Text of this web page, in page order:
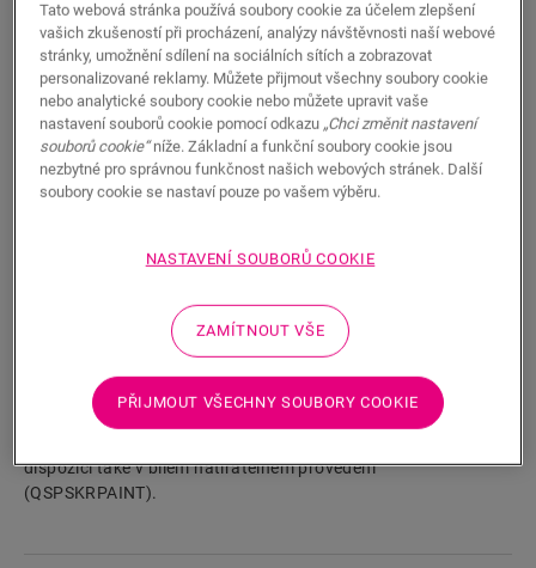
HLEDAT
Jedná se o vysokou, rovnou soklovou lištu, která dokonale ladí
uložení kabelů. Soklové lišty se snadno instalují s použitím
našeho lepidla One4All Glue nebo kolejnice. K připojení více
součástí dodávky), a to i v rozích. Pro vodotěsný povrch ji
můžete kombinovat s pěnovými páskami Foamstrip,
dispozici také v bílém natíratelném provedení
(QSPSKRPAINT).
Tato webová stránka používá soubory cookie za účelem zlepšení
vašich zkušeností při procházení, analýzy návštěvnosti naší webové
stránky, umožnění sdílení na sociálních sítích a zobrazovat
personalizované reklamy. Můžete přijmout všechny soubory cookie
nebo analytické soubory cookie nebo můžete upravit vaše
nastavení souborů cookie pomocí odkazu „Chci změnit nastavení
souborů cookie“níže. Základní a funkční soubory cookie jsou
nezbytné pro správnou funkčnost našich webových stránek. Další
soubory cookie se nastaví pouze po vašem výběru.
NASTAVENÍ SOUBORŮ COOKIE
ZAMÍTNOUT VŠE
PŘIJMOUT VŠECHNY SOUBORY COOKIE